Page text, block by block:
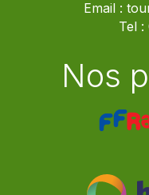
Email :
Tel :
Nos